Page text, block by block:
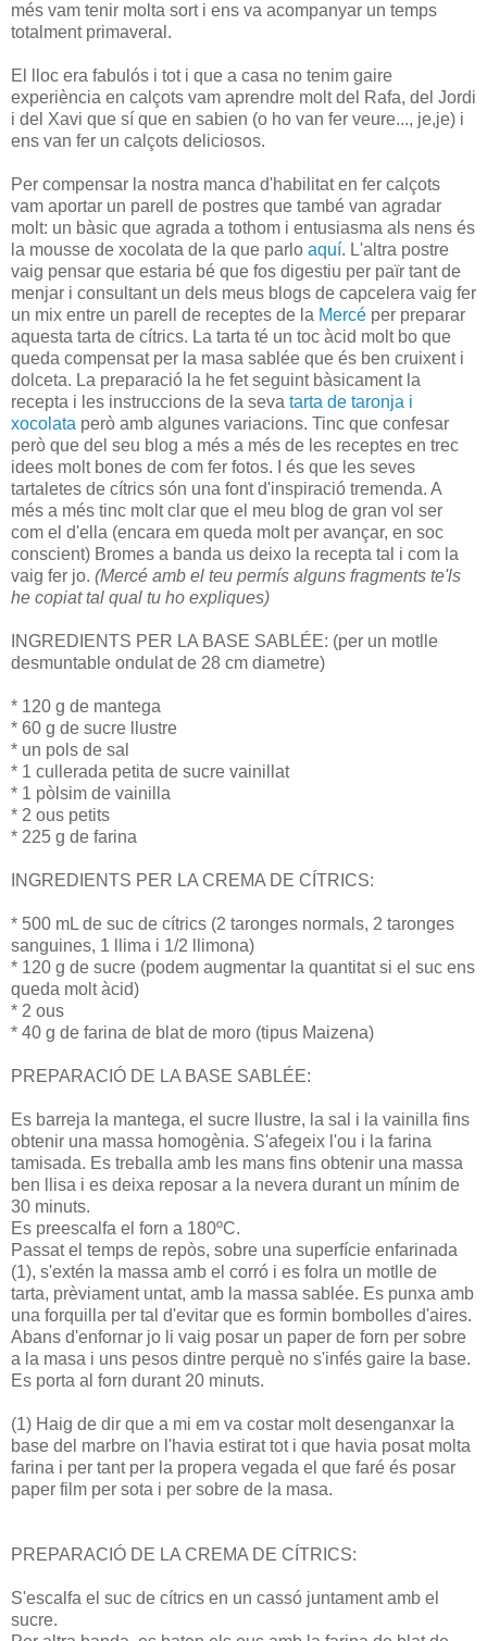
més vam tenir molta sort i ens va acompanyar un temps
totalment primaveral.
El lloc era fabulós i tot i que a casa no tenim gaire
experiència en calçots vam aprendre molt del Rafa, del Jordi
i del Xavi que sí que en sabien (o ho van fer veure..., je,je) i
ens van fer un calçots deliciosos.
Per compensar la nostra manca d'habilitat en fer calçots
vam aportar un parell de postres que també van agradar
molt: un bàsic que agrada a tothom i entusiasma als nens és
la mousse de xocolata de la que parlo aquí. L'altra postre
vaig pensar que estaria bé que fos digestiu per païr tant de
menjar i consultant un dels meus blogs de capcelera vaig fer
un mix entre un parell de receptes de la Mercé per preparar
aquesta tarta de cítrics. La tarta té un toc àcid molt bo que
queda compensat per la masa sablée que és ben cruixent i
dolceta. La preparació la he fet seguint bàsicament la
recepta i les instruccions de la seva tarta de taronja i
xocolata però amb algunes variacions. Tinc que confesar
però que del seu blog a més a més de les receptes en trec
idees molt bones de com fer fotos. I és que les seves
tartaletes de cítrics són una font d'inspiració tremenda. A
més a més tinc molt clar que el meu blog de gran vol ser
com el d'ella (encara em queda molt per avançar, en soc
conscient) Bromes a banda us deixo la recepta tal i com la
vaig fer jo. (Mercé amb el teu permís alguns fragments te'ls
he copiat tal qual tu ho expliques)
INGREDIENTS PER LA BASE SABLÉE: (per un motlle
desmuntable ondulat de 28 cm diametre)
* 120 g de mantega
* 60 g de sucre llustre
* un pols de sal
* 1 cullerada petita de sucre vainillat
* 1 pòlsim de vainilla
* 2 ous petits
* 225 g de farina
INGREDIENTS PER LA CREMA DE CÍTRICS:
* 500 mL de suc de cítrics (2 taronges normals, 2 taronges
sanguines, 1 llima i 1/2 llimona)
* 120 g de sucre (podem augmentar la quantitat si el suc ens
queda molt àcid)
* 2 ous
* 40 g de farina de blat de moro (tipus Maizena)
PREPARACIÓ DE LA BASE SABLÉE:
Es barreja la mantega, el sucre llustre, la sal i la vainilla fins
obtenir una massa homogènia. S'afegeix l'ou i la farina
tamisada. Es treballa amb les mans fins obtenir una massa
ben llisa i es deixa reposar a la nevera durant un mínim de
30 minuts.
Es preescalfa el forn a 180ºC.
Passat el temps de repòs, sobre una superfície enfarinada
(1), s'extén la massa amb el corró i es folra un motlle de
tarta, prèviament untat, amb la massa sablée. Es punxa amb
una forquilla per tal d'evitar que es formin bombolles d'aires.
Abans d'enfornar jo li vaig posar un paper de forn per sobre
a la masa i uns pesos dintre perquè no s'infés gaire la base.
Es porta al forn durant 20 minuts.
(1) Haig de dir que a mi em va costar molt desenganxar la
base del marbre on l'havia estirat tot i que havia posat molta
farina i per tant per la propera vegada el que faré és posar
paper film per sota i per sobre de la masa.
PREPARACIÓ DE LA CREMA DE CÍTRICS:
S'escalfa el suc de cítrics en un cassó juntament amb el
sucre.